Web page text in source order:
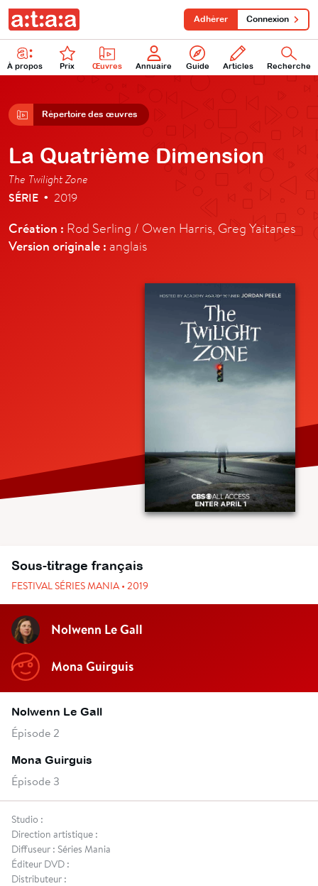
À propos Prix Œuvres Annuaire Guide Articles Recherche
Adhérer Connexion
Répertoire des œuvres
La Quatrième Dimension
The Twilight Zone
SÉRIE • 2019
Création : Rod Serling / Owen Harris, Greg Yaitanes
Version originale : anglais
Sous-titrage français
FESTIVAL SÉRIES MANIA • 2019
Nolwenn Le Gall
Mona Guirguis
Nolwenn Le Gall
Épisode 2
Mona Guirguis
Épisode 3
Studio :
Direction artistique :
Diffuseur : Séries Mania
Éditeur DVD :
Distributeur :